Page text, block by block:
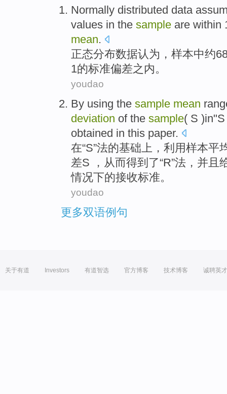
Normally distributed data
values in the sample are within
mean.
正态分布数据认为 ， 样本中约
1的标准偏差之内。
youdao
By using the sample mean
deviation of the sample( S )in
obtained in this paper.
在“S”法的基础上， 利用样本平
差S ，从而得到 了“R”法，并
情况下的接收标准。
youdao
更多双语例句
关于有道 Investors 有道智选 官方博客 技术博客 诚聘英才